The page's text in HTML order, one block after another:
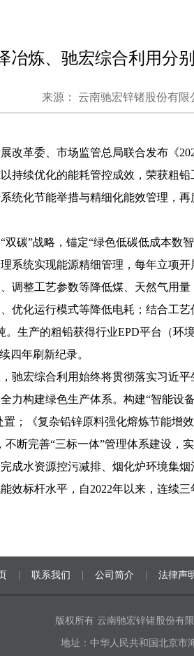
冶炼、驰宏综合利用分
来源： 云南驰宏锌锗股份有限
改革委、市场监管总局联合发布《
续优化的能耗管控成效，荣获粗
统化节能举措与精细化能效管理，
碳”战略，锚定“绿色低碳低成本数
系统实现能源精细管理，每年立项
调整工艺参数等降低煤、天然气用
优化运行模式等降低电耗；结合工
。生产的粗铅获得行业EPD平台（
四年刷新纪录。
驰宏综合利用始终将贯彻落实习近
力构建绿色生产体系。构建“智能
；《复杂铅锌原料强化熔炼节能增
断完善“三标一体”管理体系建设，
成水资源控污减排、烟化炉环境集
效标杆水平，自2022年以来，连续
联系我们 公司简介 法律声
版权所有 云南驰宏锌锗股份有
地址：中华人民共和国北京市